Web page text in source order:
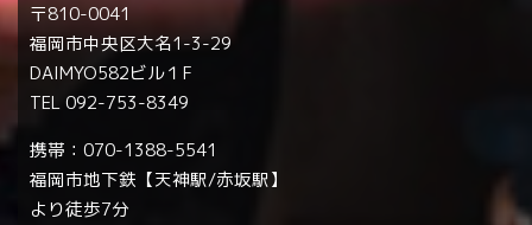
〒810-0041
福岡市中央区大名1-3-29
DAIMYO582ビル１F
TEL 092-753-8349
携帯：070-1388-5541
福岡市地下鉄【天神駅/赤坂駅】
より徒歩7分